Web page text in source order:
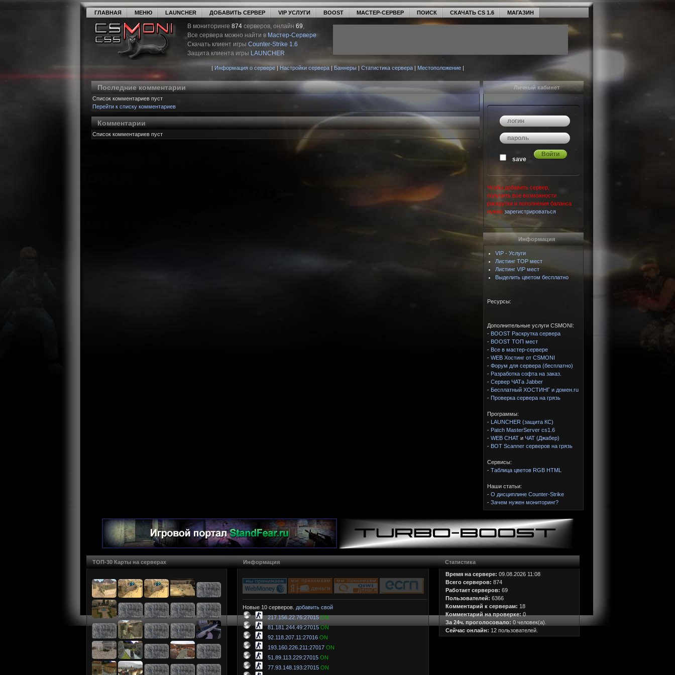
ГЛАВНАЯ МЕНЮ LAUNCHER ДОБАВИТЬ СЕРВЕР VIP УСЛУГИ BOOST МАСТЕР-СЕРВЕР ПОИСК СКАЧАТЬ CS 1.6 МАГАЗИН
В мониторинге 874 серверов, онлайн 69,
Все сервера можно найти в Мастер-Сервере
Скачать клиент игры Counter-Strike 1.6
Защита клиента игры LAUNCHER
| Информация о сервере| Настройки сервера| Баннеры| Статистика сервера| Местоположение|
Последние комментарии
Список комментариев пуст
Перейти к списку комментариев
Комментарии
Список комментариев пуст
Личный кабинет
save
Чтобы добавить сервер,
получить все возможности
раскрутки и пополнения баланса
нужно зарегистрироваться
Информация
VIP - Услуги
Листинг TOP мест
Листинг VIP мест
Выделить цветом бесплатно
Ресурсы:
Дополнительные услуги CSMONI:
- BOOST Раскрутка сервера
- BOOST ТОП мест
- Все в мастер-сервере
- WEB Хостинг от CSMONI
- Форум для сервера (бесплатно)
- Разработка софта на заказ.
- Сервер ЧАТа Jabber
- Бесплатный ХОСТИНГ и домен.ru
- Проверка сервера на грязь
Программы:
- LAUNCHER (защита КС)
- Patch MasterServer cs1.6
- WEB CHAT и ЧАТ (Джабер)
- BOT Scanner серверов на грязь
Сервисы:
- Таблица цветов RGB HTML
Наши статьи:
- О дисциплине Counter-Strike
- Зачем нужен мониторинг?
ТОП-30 Карты на серверах Информация
Новые 10 серверов. добавить свой
217.156.22.76:27015ON
81.181.244.49:27015ON
92.118.207.11:27016 ON
193.160.226.211:27017 ON
51.89.113.229:27015 ON
77.93.148.193:27015 ON
Статистика
Время на сервере: 09.08.2026 11:08
Всего серверов: 874
Работает серверов: 69
Пользователей: 6366
Комментарий к серверам: 18
Комментарий на проверке:0
За 24ч. проголосовало: 0 человек(а).
Сейчас онлайн: 12 пользователей.